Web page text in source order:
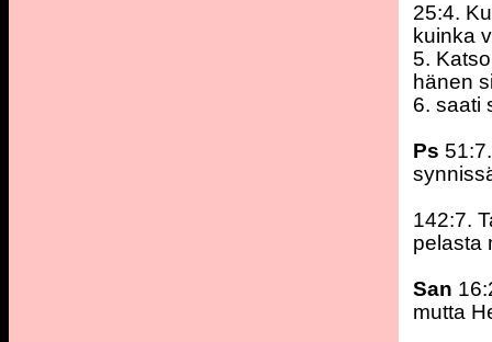
25:4.
kuinka
5.
hänen
6. saati
Ps
142:7.
pelasta
San
mutta